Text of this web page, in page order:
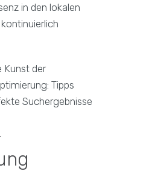
in den lokalen